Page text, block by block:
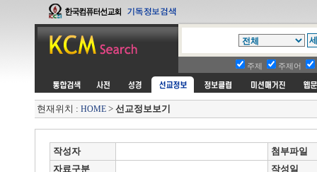
주제 주제어
현재위치 : HOME > 선교정보보기
작성자
첨부파일
자료구분
작성일